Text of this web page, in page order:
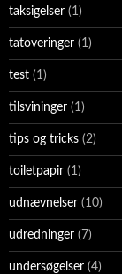
taksigelser (1)
tatoveringer (1)
test (1)
tilsvininger (1)
tips og tricks (2)
toiletpapir (1)
udnævnelser (10)
udredninger (7)
undersøgelser (4)